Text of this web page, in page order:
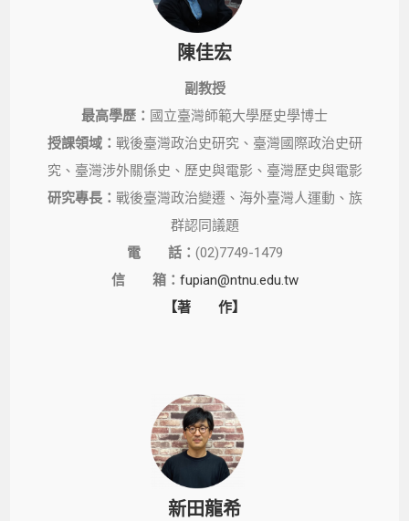
陳佳宏
副教授
最高學歷： 國立臺灣師範大學歷史學博士
授課領域： 戰後臺灣政治史研究、臺灣國際政治史研
究、臺灣涉外關係史、歷史與電影、臺灣歷史與電影
研究專長： 戰後臺灣政治變遷、海外臺灣人運動、族
群認同議題
電 話： (02)7749-1479
信 箱： fupian@ntnu.edu.tw
【著 作】
新田龍希